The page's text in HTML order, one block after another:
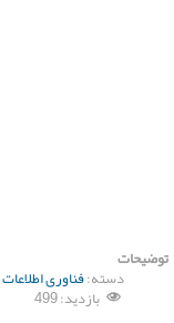
توضیحات
دسته:فناوری
بازدید: 499